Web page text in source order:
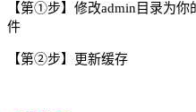
【第①步】修改admin目录为
件
【第②步】更新缓存